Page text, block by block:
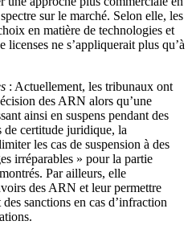
sur le marché. Selon elle, les
en matière de technologies et
licenses ne s’appliquerait plus qu’à
: Actuellement, les tribunaux ont
des ARN alors qu’une
ainsi en suspens pendant des
de certitude juridique, la
les cas de suspension à des
irréparables » pour la partie
Par ailleurs, elle
des ARN et leur permettre
sanctions en cas d’infraction